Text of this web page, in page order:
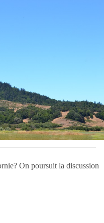
On poursuit la discussion